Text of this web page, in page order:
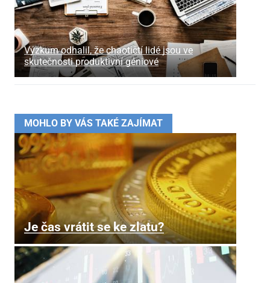
Výzkum odhalil, že chaotičtí lidé jsou ve
skutečnosti produktivní géniové
MOHLO BY VÁS TAKÉ ZAJÍMAT
Je čas vrátit se ke zlatu?